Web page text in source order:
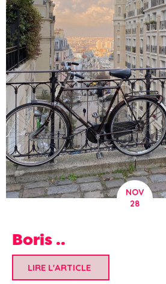
NOV
28
Boris ..
LIRE L'ARTICLE